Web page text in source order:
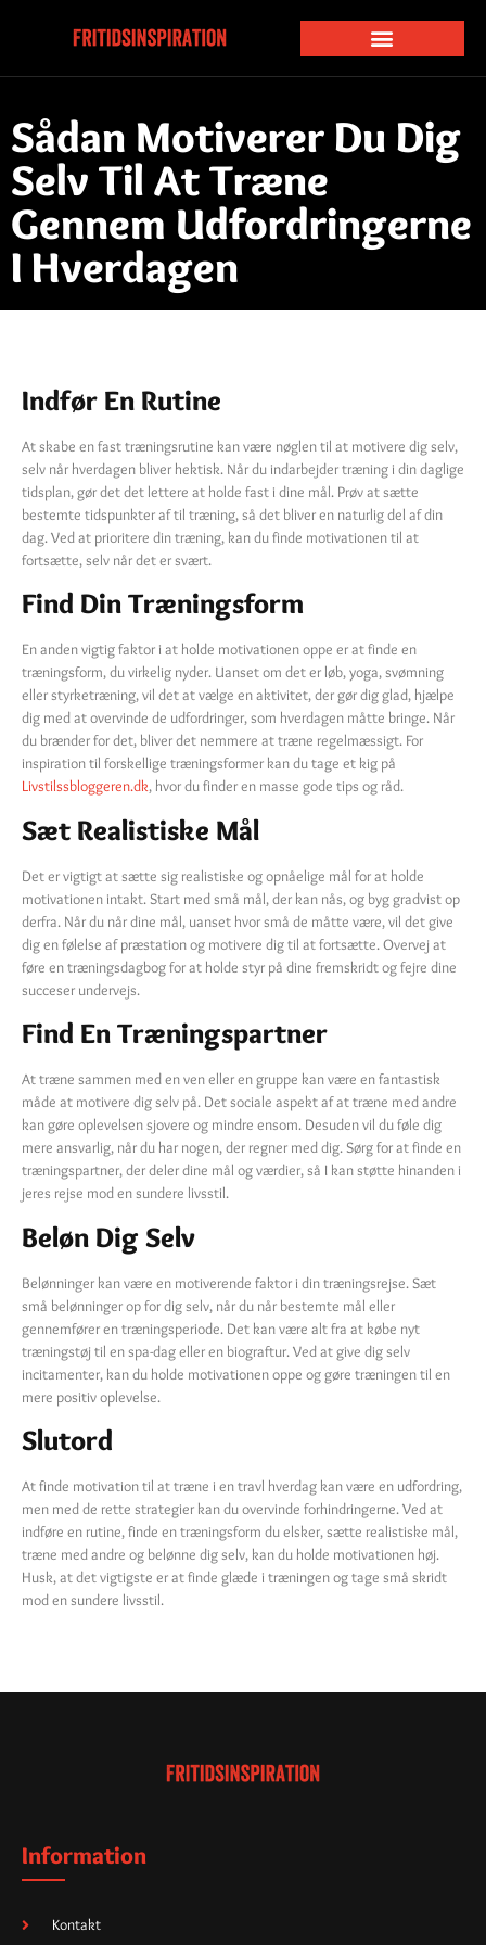
Sådan Motiverer Du Dig
Selv Til At Træne
Gennem Udfordringerne
I Hverdagen
Indfør En Rutine
At skabe en fast træningsrutine kan være nøglen til at motivere dig selv,
selv når hverdagen bliver hektisk. Når du indarbejder træning i din daglige
tidsplan, gør det det lettere at holde fast i dine mål. Prøv at sætte
bestemte tidspunkter af til træning, så det bliver en naturlig del af din
dag. Ved at prioritere din træning, kan du finde motivationen til at
fortsætte, selv når det er svært.
Find Din Træningsform
En anden vigtig faktor i at holde motivationen oppe er at finde en
træningsform, du virkelig nyder. Uanset om det er løb, yoga, svømning
eller styrketræning, vil det at vælge en aktivitet, der gør dig glad, hjælpe
dig med at overvinde de udfordringer, som hverdagen måtte bringe. Når
du brænder for det, bliver det nemmere at træne regelmæssigt. For
inspiration til forskellige træningsformer kan du tage et kig på
Livstilssbloggeren.dk, hvor du finder en masse gode tips og råd.
Sæt Realistiske Mål
Det er vigtigt at sætte sig realistiske og opnåelige mål for at holde
motivationen intakt. Start med små mål, der kan nås, og byg gradvist op
derfra. Når du når dine mål, uanset hvor små de måtte være, vil det give
dig en følelse af præstation og motivere dig til at fortsætte. Overvej at
føre en træningsdagbog for at holde styr på dine fremskridt og fejre dine
succeser undervejs.
Find En Træningspartner
At træne sammen med en ven eller en gruppe kan være en fantastisk
måde at motivere dig selv på. Det sociale aspekt af at træne med andre
kan gøre oplevelsen sjovere og mindre ensom. Desuden vil du føle dig
mere ansvarlig, når du har nogen, der regner med dig. Sørg for at finde en
træningspartner, der deler dine mål og værdier, så I kan støtte hinanden i
jeres rejse mod en sundere livsstil.
Beløn Dig Selv
Belønninger kan være en motiverende faktor i din træningsrejse. Sæt
små belønninger op for dig selv, når du når bestemte mål eller
gennemfører en træningsperiode. Det kan være alt fra at købe nyt
træningstøj til en spa-dag eller en biograftur. Ved at give dig selv
incitamenter, kan du holde motivationen oppe og gøre træningen til en
mere positiv oplevelse.
Slutord
At finde motivation til at træne i en travl hverdag kan være en udfordring,
men med de rette strategier kan du overvinde forhindringerne. Ved at
indføre en rutine, finde en træningsform du elsker, sætte realistiske mål,
træne med andre og belønne dig selv, kan du holde motivationen høj.
Husk, at det vigtigste er at finde glæde i træningen og tage små skridt
mod en sundere livsstil.
Information
Kontakt